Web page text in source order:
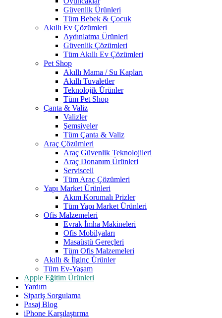
Güvenlik Ürünleri
Tüm Bebek & Çocuk
Akıllı Ev Çözümleri
Aydınlatma Ürünleri
Güvenlik Çözümleri
Tüm Akıllı Ev Çözümleri
Pet Shop
Akıllı Mama / Su Kapları
Akıllı Tuvaletler
Teknolojik Ürünler
Tüm Pet Shop
Çanta & Valiz
Valizler
Şemsiyeler
Tüm Çanta & Valiz
Araç Çözümleri
Araç Güvenlik Teknolojileri
Araç Donanım Ürünleri
Serviscell
Tüm Araç Çözümleri
Yapı Market Ürünleri
Akım Korumalı Prizler
Tüm Yapı Market Ürünleri
Ofis Malzemeleri
Evrak İmha Makineleri
Ofis Mobilyaları
Masaüstü Gereçleri
Tüm Ofis Malzemeleri
Akıllı & İlginç Ürünler
Tüm Ev-Yaşam
Apple Eğitim Ürünleri
Yardım
Sipariş Sorgulama
Pasaj Blog
iPhone Karşılaştırma